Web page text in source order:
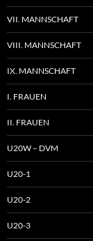
VII. MANNSCHAFT
VIII. MANNSCHAFT
IX. MANNSCHAFT
I. FRAUEN
II. FRAUEN
U20W – DVM
U20-1
U20-2
U20-3